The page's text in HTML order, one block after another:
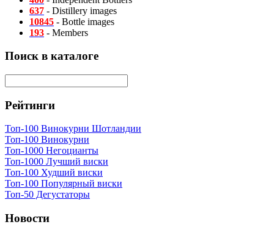
637 - Distillery images
10845 - Bottle images
193 - Members
Поиск в каталоге
Рейтинги
Топ-100 Винокурни Шотландии
Топ-100 Винокурни
Топ-1000 Негоцианты
Топ-1000 Лучший виски
Топ-100 Худший виски
Топ-100 Популярный виски
Топ-50 Дегустаторы
Новости